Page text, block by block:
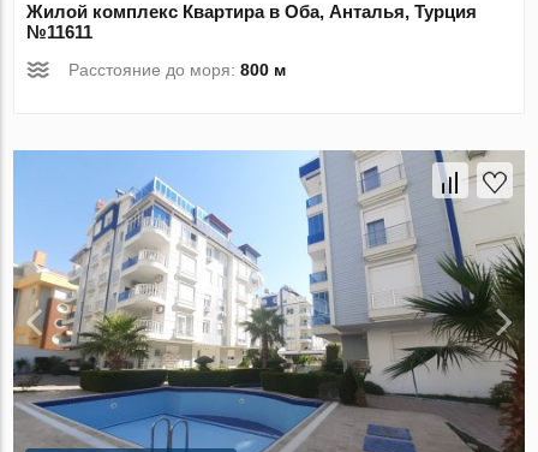
Жилой комплекс Квартира в Оба, Анталья, Турция
№11611
Расстояние до моря:800 м